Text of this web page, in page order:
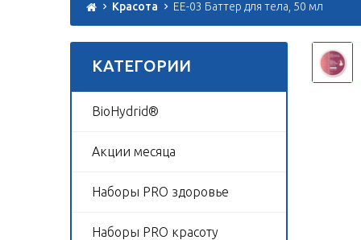
Красота EE-03 Баттер для тела, 50 мл
КАТЕГОРИИ
BioHydrid®
Акции месяца
Наборы PRO здоровье
Наборы PRO красоту